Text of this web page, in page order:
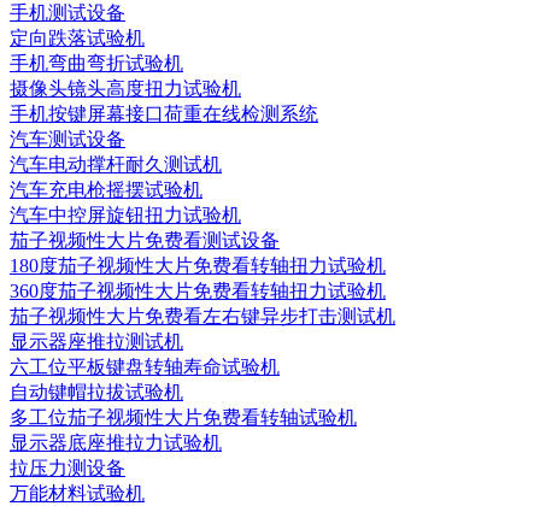
手机测试设备
定向跌落试验机
手机弯曲弯折试验机
摄像头镜头高度扭力试验机
手机按键屏幕接口荷重在线检测系统
汽车测试设备
汽车电动撑杆耐久测试机
汽车充电枪摇摆试验机
汽车中控屏旋钮扭力试验机
茄子视频性大片免费看测试设备
180度茄子视频性大片免费看转轴扭力试验机
360度茄子视频性大片免费看转轴扭力试验机
茄子视频性大片免费看左右键异步打击测试机
显示器座推拉测试机
六工位平板键盘转轴寿命试验机
自动键帽拉拔试验机
多工位茄子视频性大片免费看转轴试验机
显示器底座推拉力试验机
拉压力测设备
万能材料试验机